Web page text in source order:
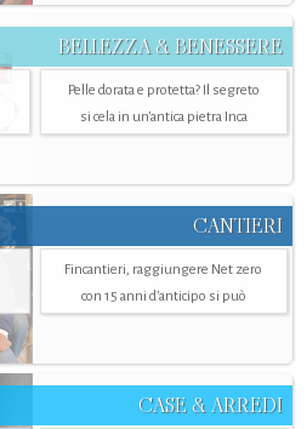
BELLEZZA & BENESSERE
Pelle dorata e protetta? Il segreto
si cela in un’antica pietra Inca
CANTIERI
Fincantieri, raggiungere Net zero
con 15 anni d'anticipo si può
CASE & ARREDI